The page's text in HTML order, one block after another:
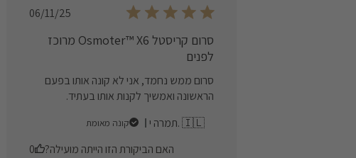
Published
06/11/25
סרום קריסטל Osmoter™ X6 מרוכז
לפנים
סרום ממש נחמד, אני לא קונה אותו בפעם
הראשונה ואמשיך לקנות אותו בעתיד.
תמרה י. 🇮🇱
קונה מאומת
האם הביקורת הזו הייתה מועילה?
0